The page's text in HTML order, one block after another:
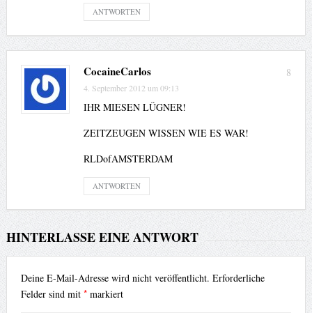
ANTWORTEN
8
CocaineCarlos
4. September 2012 um 09:13
IHR MIESEN LÜGNER!
ZEITZEUGEN WISSEN WIE ES WAR!
RLDofAMSTERDAM
ANTWORTEN
HINTERLASSE EINE ANTWORT
Deine E-Mail-Adresse wird nicht veröffentlicht. Erforderliche
Felder sind mit *markiert